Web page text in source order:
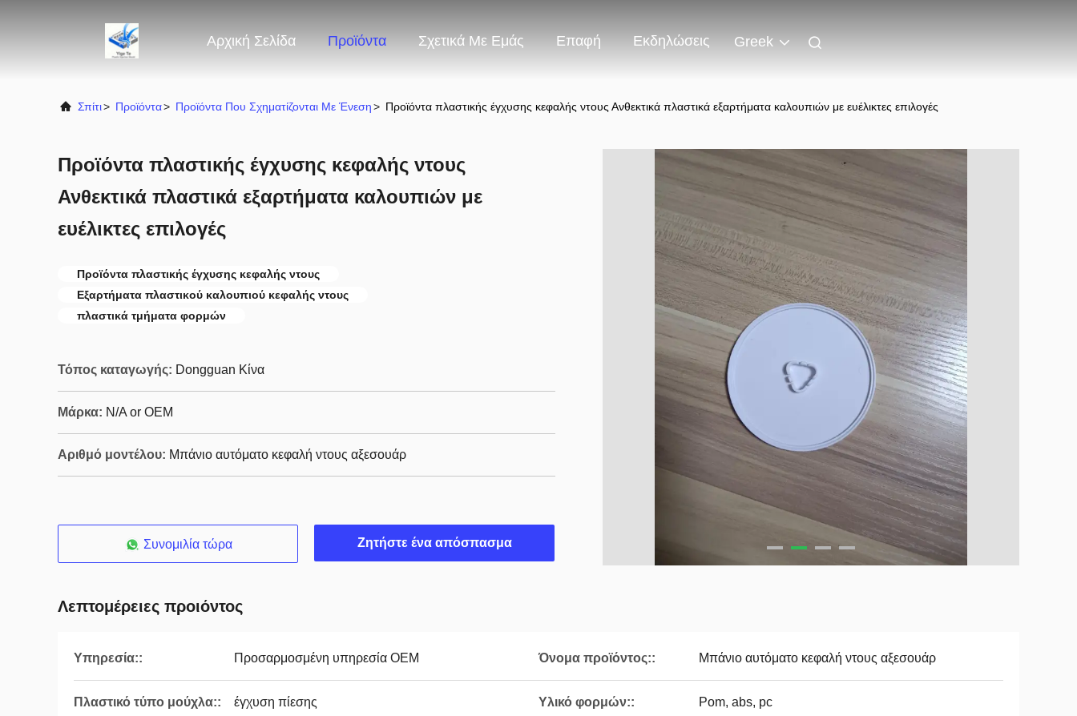
Αρχική Σελίδα Προϊόντα Σχετικά Με Εμάς Επαφή Εκδηλώσεις Greek
Σπίτι> Προϊόντα> Προϊόντα Που Σχηματίζονται Με Ένεση> Προϊόντα πλαστικής έγχυσης κεφαλής ντους Ανθεκτικά πλαστικά εξαρτήματα καλουπιών με ευέλικτες επιλογές
Προϊόντα πλαστικής έγχυσης κεφαλής ντους
Ανθεκτικά πλαστικά εξαρτήματα καλουπιών με
ευέλικτες επιλογές
Προϊόντα πλαστικής έγχυσης κεφαλής ντους
Εξαρτήματα πλαστικού καλουπιού κεφαλής ντους
πλαστικά τμήματα φορμών
Τόπος καταγωγής: Dongguan Κίνα
Μάρκα: N/A or OEM
Αριθμό μοντέλου: Μπάνιο αυτόματο κεφαλή ντους αξεσουάρ
Συνομιλία τώρα Ζητήστε ένα απόσπασμα
Λεπτομέρειες προιόντος
Υπηρεσία:: Προσαρμοσμένη υπηρεσία OEM Όνομα προϊόντος:: Μπάνιο αυτόματο κεφαλή ντους αξεσουάρ
Πλαστικό τύπο μούχλα:: έγχυση πίεσης Υλικό φορμών:: Pom, abs, pc